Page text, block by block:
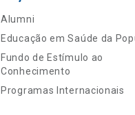
Alumni
Educação em Saúde da
Fundo de Estímulo ao
Conhecimento
Programas Internacionais